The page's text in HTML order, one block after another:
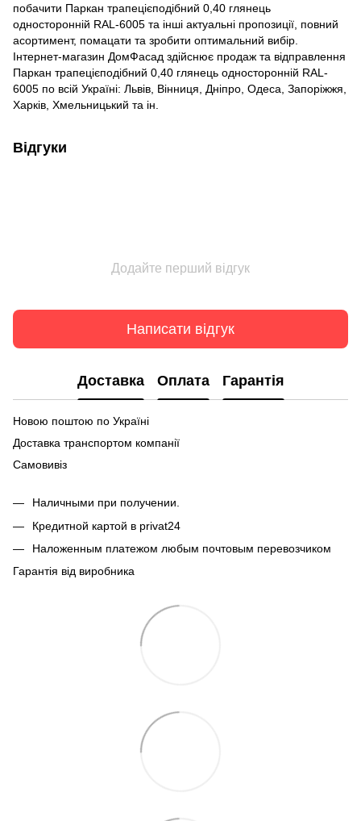
побачити Паркан трапецієподібний 0,40 глянець
односторонній RAL-6005 та інші актуальні пропозиції, повний
асортимент, помацати та зробити оптимальний вибір.
Інтернет-магазин ДомФасад здійснює продаж та відправлення
Паркан трапецієподібний 0,40 глянець односторонній RAL-
6005 по всій Україні: Львів, Вінниця, Дніпро, Одеса, Запоріжжя,
Харків, Хмельницький та ін.
Відгуки
Додайте перший відгук
Написати відгук
Доставка Оплата Гарантія
Новою поштою по Україні
Доставка транспортом компанії
Самовивіз
Наличными при получении.
Кредитной картой в privat24
Наложенным платежом любым почтовым перевозчиком
Гарантія від виробника